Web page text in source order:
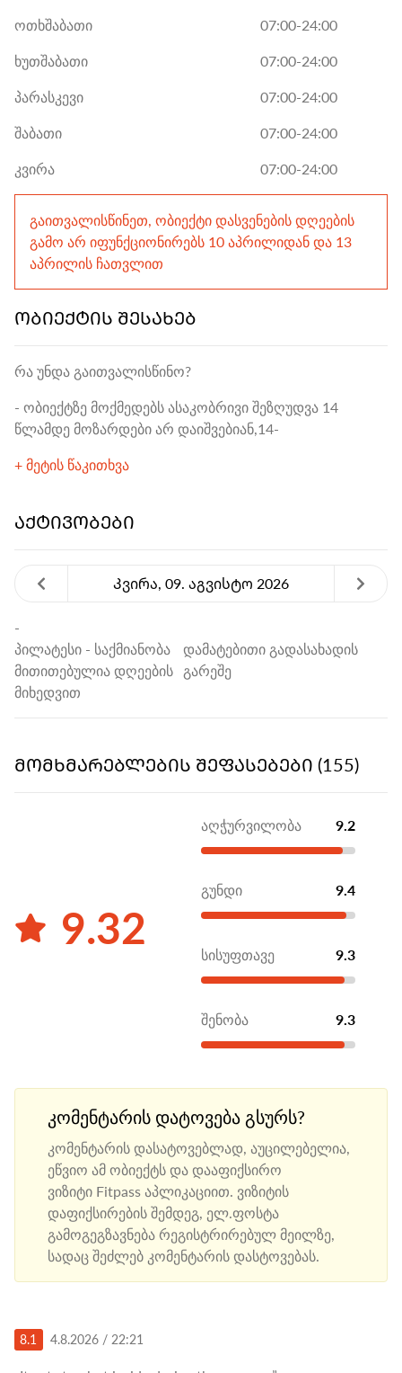
ოთხშაბათი 07:00-24:00
ხუთშაბათი 07:00-24:00
პარასკევი 07:00-24:00
შაბათი 07:00-24:00
კვირა 07:00-24:00
გაითვალისწინეთ, ობიექტი დასვენების დღეების
გამო არ იფუნქციონირებს 10 აპრილიდან და 13
აპრილის ჩათვლით
ᲝᲑᲘᲔᲥᲢᲘᲡ ᲨᲔᲡᲐᲮᲔᲑ
რა უნდა გაითვალისწინო?
- ობიექტზე მოქმედებს ასაკობრივი შეზღუდვა 14
წლამდე მოზარდები არ დაიშვებიან, 14-
+ მეტის წაკითხვა
ᲐᲥᲢᲘᲕᲝᲑᲔᲑᲘ
Კვირა, 09. აგვისტო 2026
-
პილატესი - საქმიანობა
მითითებულია დღეების
მიხედვით
დამატებითი გადასახადის
გარეშე
ᲛᲝᲛᲮᲛᲐᲠᲔᲑᲚᲔᲑᲘᲡ ᲨᲔᲤᲐᲡᲔᲑᲔᲑᲘ (155)
9.32
აღჭურვილობა 9.2
გუნდი 9.4
სისუფთავე 9.3
შენობა 9.3
კომენტარის დატოვება გსურს?
კომენტარის დასატოვებლად, აუცილებელია,
ეწვიო ამ ობიექტს და დააფიქსირო
ვიზიტი Fitpass აპლიკაციით. ვიზიტის
დაფიქსირების შემდეგ, ელ.ფოსტა
გამოგეგზავნება რეგისტრირებულ მეილზე,
სადაც შეძლებ კომენტარის დასტოვებას.
8.1 4.8.2026 / 22:21